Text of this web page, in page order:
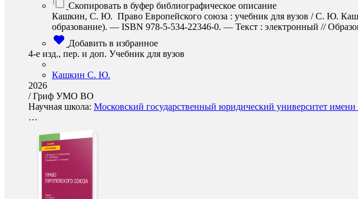
Скопировать в буфер библиографическое описание
Кашкин, С. Ю. Право Европейского союза : учебник для вузов / С. Ю.
образование). — ISBN 978-5-534-22346-0. — Текст : электронный //
Добавить в избранное
4-е изд., пер. и доп. Учебник для вузов
Кашкин С. Ю.
2026
/Гриф УМО ВО
Научная школа: Московский государственный юридический университет
…